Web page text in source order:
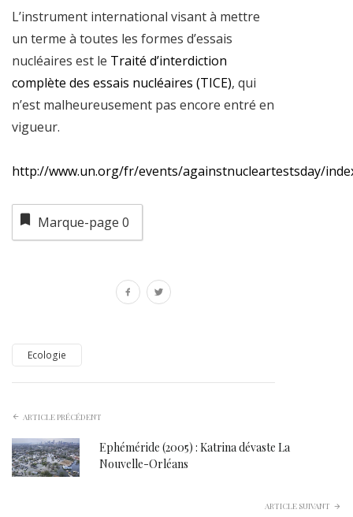
L’instrument international visant à mettre
un terme à toutes les formes d’essais
nucléaires est le Traité d’interdiction
complète des essais nucléaires (TICE), qui
n’est malheureusement pas encore entré en
vigueur.
http://www.un.org/fr/events/againstnucleartestsday/
Marque-page 0
Ecologie
ARTICLE PRÉCÉDENT
Ephéméride (2005) : Katrina dévaste La
Nouvelle-Orléans
ARTICLE SUIVANT